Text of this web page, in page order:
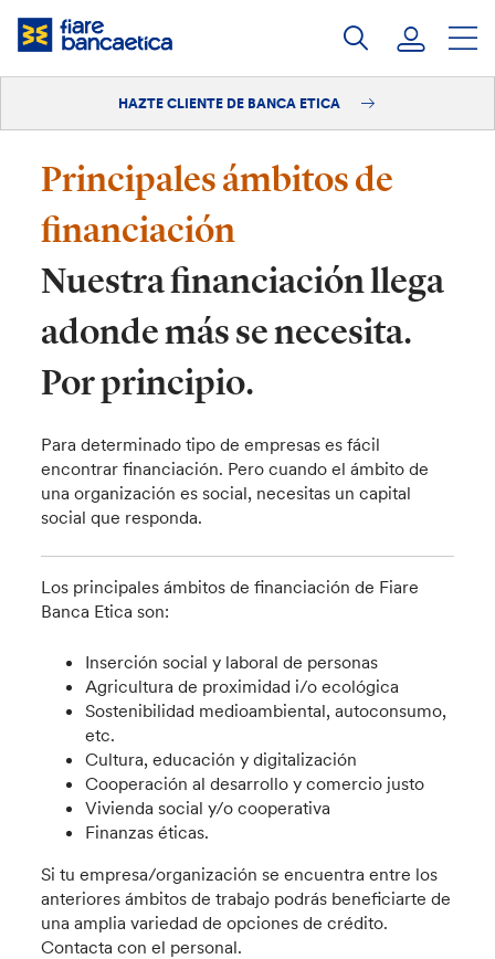
Saltar
Hazte cliente
HAZTE CLIENTE DE BANCA ETICA
Principales ámbitos de
financiación
Nuestra financiación llega
adonde más se necesita.
Por principio.
Para determinado tipo de empresas es fácil
encontrar financiación. Pero cuando el ámbito de
una organización es social, necesitas un capital
social que responda.
Los principales ámbitos de financiación de Fiare
Banca Etica son:
Inserción social y laboral de personas
Agricultura de proximidad i/o ecológica
Sostenibilidad medioambiental, autoconsumo,
etc.
Cultura, educación y digitalización
Cooperación al desarrollo y comercio justo
Vivienda social y/o cooperativa
Finanzas éticas.
Si tu empresa/organización se encuentra entre los
anteriores ámbitos de trabajo podrás beneficiarte de
una amplia variedad de opciones de crédito.
Contacta con el personal.